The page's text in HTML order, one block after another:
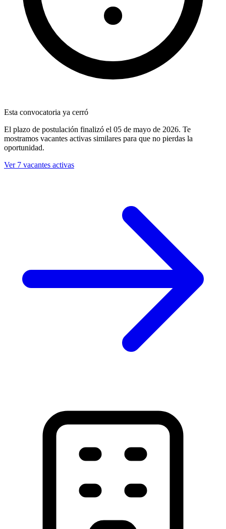
Esta convocatoria ya cerró
El plazo de postulación finalizó el 05 de mayo de 2026. Te
mostramos vacantes activas similares para que no pierdas la
oportunidad.
Ver 7 vacantes activas